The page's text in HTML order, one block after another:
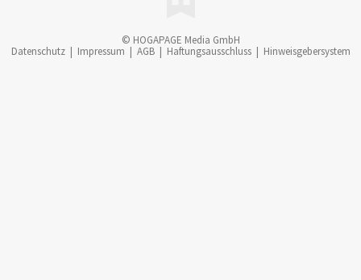
© HOGAPAGE Media GmbH
Datenschutz | Impressum | AGB | Haftungsausschluss | Hinweisgebersystem